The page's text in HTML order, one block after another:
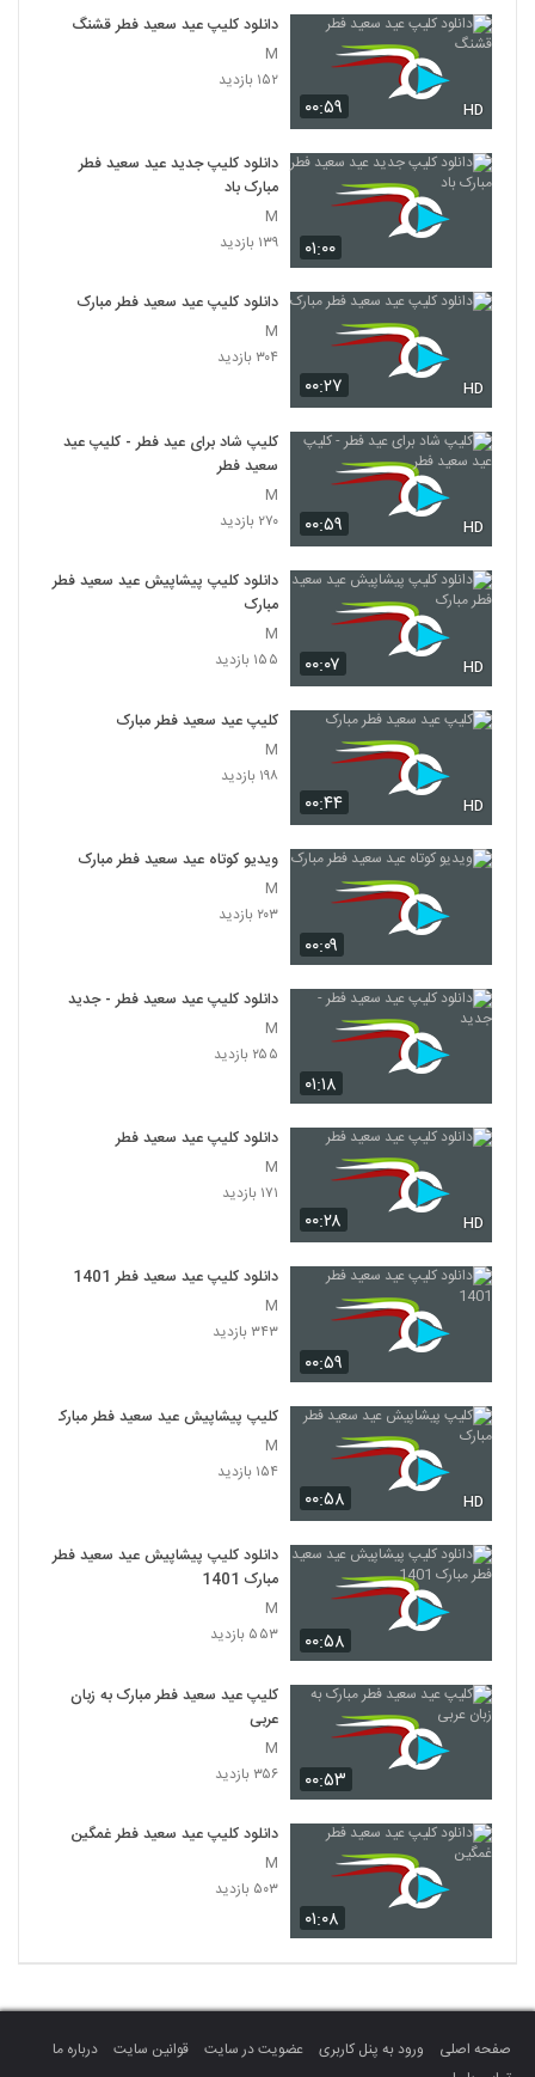
۰۰:۵۹ HD
دانلود کلیپ عید سعید فطر قشنگ
M
۱۵۲ بازدید
۰۱:۰۰
دانلود کلیپ جدید عید سعید فطر
مبارک باد
M
۱۳۹ بازدید
۰۰:۲۷ HD
دانلود کلیپ عید سعید فطر مبارک
M
۳۰۴ بازدید
۰۰:۵۹ HD
کلیپ شاد برای عید فطر - کلیپ عید
سعید فطر
M
۲۷۰ بازدید
۰۰:۰۷ HD
دانلود کلیپ پیشاپیش عید سعید فطر
مبارک
M
۱۵۵ بازدید
۰۰:۴۴ HD
کلیپ عید سعید فطر مبارک
M
۱۹۸ بازدید
۰۰:۰۹
ویدیو کوتاه عید سعید فطر مبارک
M
۲۰۳ بازدید
۰۱:۱۸
دانلود کلیپ عید سعید فطر - جدید
M
۲۵۵ بازدید
۰۰:۲۸ HD
دانلود کلیپ عید سعید فطر
M
۱۷۱ بازدید
۰۰:۵۹
دانلود کلیپ عید سعید فطر 1401
M
۳۴۳ بازدید
۰۰:۵۸ HD
کلیپ پیشاپیش عید سعید فطر مبارک
M
۱۵۴ بازدید
۰۰:۵۸
دانلود کلیپ پیشاپیش عید سعید فطر
مبارک 1401
M
۵۵۳ بازدید
۰۰:۵۳
کلیپ عید سعید فطر مبارک به زبان
عربی
M
۳۵۶ بازدید
۰۱:۰۸
دانلود کلیپ عید سعید فطر غمگین
M
۵۰۳ بازدید
صفحه اصلی ورود به پنل کاربری عضویت در سایت قوانین سایت
درباره ما